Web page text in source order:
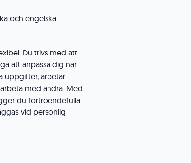
och engelska
Du trivs med att
att anpassa dig när
uppgifter, arbetar
med andra. Med
du förtroendefulla
vid personlig